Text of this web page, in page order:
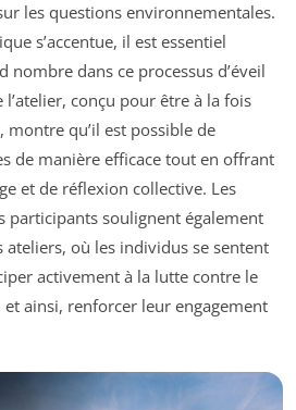
les questions environnementales.
s’accentue, il est essentiel
nombre dans ce processus d’éveil
l’atelier, conçu pour être à la fois
montre qu’il est possible de
de manière efficace tout en offrant
et de réflexion collective. Les
participants soulignent également
ateliers, où les individus se sentent
activement à la lutte contre le
ainsi, renforcer leur engagement